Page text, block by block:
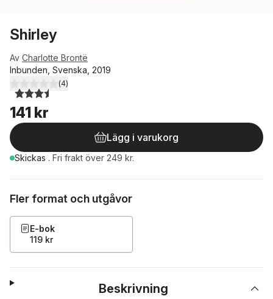
Shirley
Av Charlotte Brontë
Inbunden, Svenska, 2019
3,5utav 5 stjärnor. Totalt antal röster:
(4)
141 kr
Lägg i varukorg
Skickas . Fri frakt över 249 kr.
Fler format och utgåvor
E-bok
119 kr
Beskrivning